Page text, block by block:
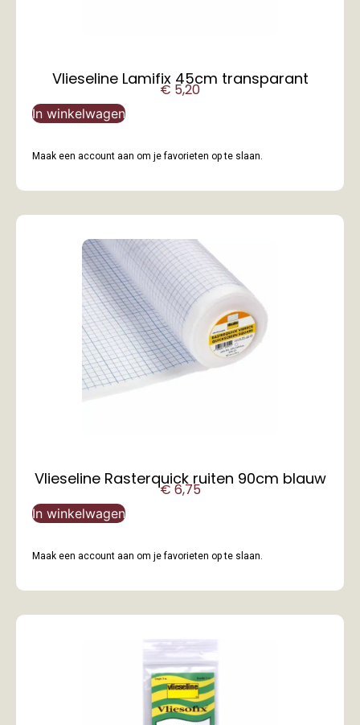
Vlieseline Lamifix 45cm transparant
€ 5,20
In winkelwagen
Maak een account aan om je favorieten op te slaan.
Vlieseline Rasterquick ruiten 90cm blauw
€6,75
In winkelwagen
Maak een account aan om je favorieten op te slaan.